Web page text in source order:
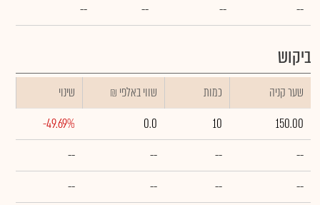
--
--
--
--
ביקוש
שער קניה כמות ₪ שווי באלפי
שינוי
150.00
10
0.0
-49.69%
--
--
--
--
--
--
--
--